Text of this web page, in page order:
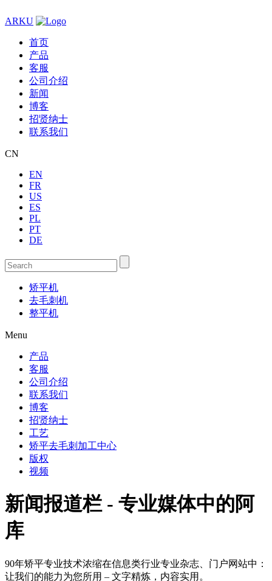
ARKU
首页
产品
客服
公司介绍
新闻
博客
招贤纳士
联系我们
CN
EN
FR
US
ES
PL
PT
DE
矫平机
去毛刺机
整平机
Menu
产品
客服
公司介绍
联系我们
博客
招贤纳士
工艺
矫平去毛刺加工中心
版权
视频
新闻报道栏 - 专业媒体中的阿
库
90年矫平专业技术浓缩在信息类行业专业杂志、门户网站中：
让我们的能力为您所用 – 文字精炼，内容实用。